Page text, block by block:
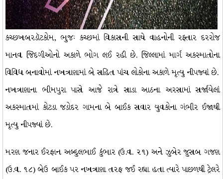
કચ્છખબરડૉટકોમ, ભુજઃ કચ્છમાં વિકાસની સાથે વાહનોની રફ્તાર દરરોજ
માનવ જિંદગીઓનો અકાળે ભોગ લઈ રહી છે. જિલ્લામાં માર્ગ અકસ્માતોના
વિવિધ બનાવોમાં નખત્રાણામાં બે સહિત પાંચ લોકોના અકાળે મૃત્યુ નીપજ્યાં છે.
નખત્રાણાના ભીમપુરા પાસે આજે રાત્રે સાડા આઠના અરસામાં સર્જાયેલાં
અકસ્માતમાં કોટડા જડોદર ગામના બે બાઈક સવાર યુવકોના ગંભીર ઈજાથી
મૃત્યુ નીપજ્યાં છે.
મરણ જનાર ઈરફાન અબ્દુલભાઈ કુંભાર (ઉ.વ. ૨૧) અને ઝુબેર જુસબ ગજણ
(ઉ.વ. ૧૮) બેઉ બાઈક પર નખત્રાણા તરફ જઈ રહ્યા હતા ત્યારે પાછળથી ટ્રેલરે